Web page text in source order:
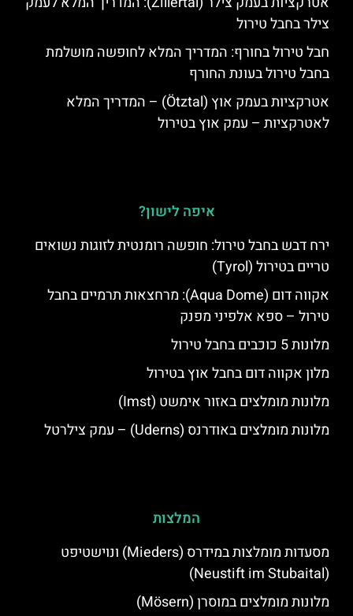
צילר בחבל טירול
חבל טירול בחורף: המדריך המלא לחופשה מושלמת
בחבל טירול בעונת החורף
אטרקציות בעמק אוץ (Ötztal) – המדריך המלא
לאטרקציות – עמק אוץ בטירול
איפה לישון?
ירח דבש בחבל טירול: חופשה רומנטית לזוגות נשואים
טריים בטירול (Tyrol)
אקווה דום (Aqua Dome): מרחצאות תרמיים בחבל
טירול – ספא אלפיני מפנק
מלונות 5 כוכבים בחבל טירול
מלון אקווה דום בחבל אוץ בטירול
מלונות מומלצים באזור אימשט (Imst)
מלונות מומלצים באודרנס (Uderns) – עמק צילרטל
המלצות
מסעדות מומלצות במידרס (Mieders) ונוישטיפט
(Neustift im Stubaital)
מלונות מומלצים במוסרן (Mösern)